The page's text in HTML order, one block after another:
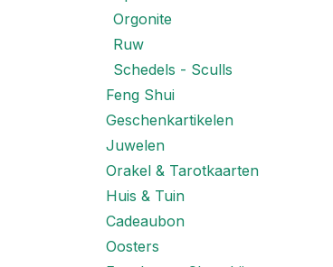
Orgonite
Ruw
Schedels - Sculls
Feng Shui
Geschenkartikelen
Juwelen
Orakel & Tarotkaarten
Huis & Tuin
Cadeaubon
Oosters